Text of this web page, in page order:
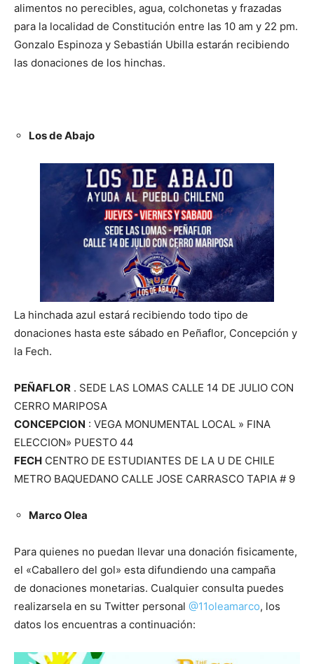
alimentos no perecibles, agua, colchonetas y frazadas
para la localidad de Constitución entre las 10 am y 22 pm.
Gonzalo Espinoza y Sebastián Ubilla estarán recibiendo
las donaciones de los hinchas.
Los de Abajo
La hinchada azul estará recibiendo todo tipo de
donaciones hasta este sábado en Peñaflor, Concepción y
la Fech.
PEÑAFLOR . SEDE LAS LOMAS CALLE 14 DE JULIO CON
CERRO MARIPOSA
CONCEPCION : VEGA MONUMENTAL LOCAL » FINA
ELECCION» PUESTO 44
FECH CENTRO DE ESTUDIANTES DE LA U DE CHILE
METRO BAQUEDANO CALLE JOSE CARRASCO TAPIA # 9
Marco Olea
Para quienes no puedan llevar una donación fisicamente,
el «Caballero del gol» esta difundiendo una campaña
de donaciones monetarias. Cualquier consulta puedes
realizarsela en su Twitter personal @11oleamarco, los
datos los encuentras a continuación: